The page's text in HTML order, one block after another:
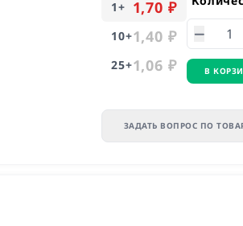
1+ 1,70 ₽
10+1,40 ₽
25+1,06 ₽ В
ЗАДАТЬ ВОПРОС ПО